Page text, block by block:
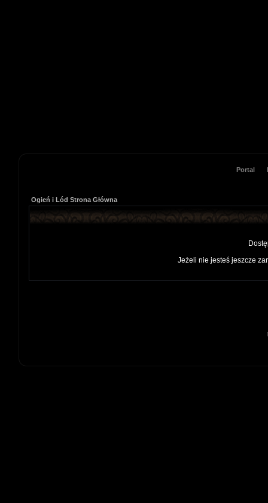
Portal
Ogień i Lód Strona Główna
Jeżeli nie jesteś jeszcze